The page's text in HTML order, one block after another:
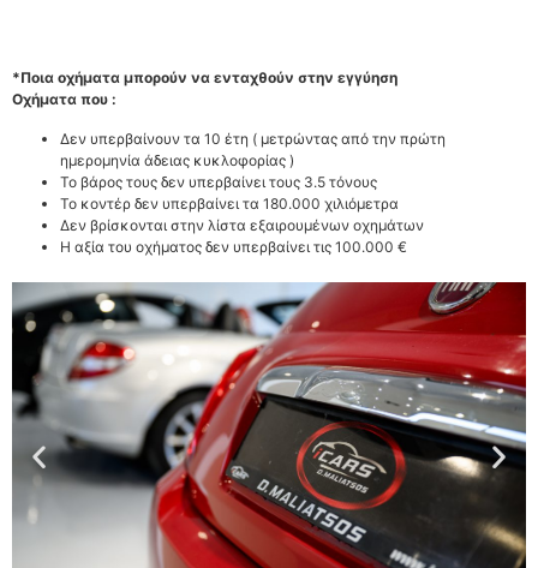
*Ποια οχήματα μπορούν να ενταχθούν στην εγγύηση
Οχήματα που :
Δεν υπερβαίνουν τα 10 έτη ( μετρώντας από την πρώτη
ημερομηνία άδειας κυκλοφορίας )
Το βάρος τους δεν υπερβαίνει τους 3.5 τόνους
Το κοντέρ δεν υπερβαίνει τα 180.000 χιλιόμετρα
Δεν βρίσκονται στην λίστα εξαιρουμένων οχημάτων
Η αξία του οχήματος δεν υπερβαίνει τις 100.000 €